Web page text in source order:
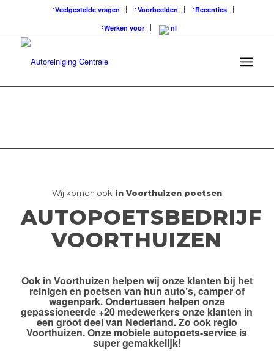
Veelgestelde vragen Voorbeelden
Recenties
Werken voor
Wij komen ook in Voorthuizen poetsen
AUTOPOETSBEDRIJF
VOORTHUIZEN
Ook in Voorthuizen helpen wij onze klanten bij het
reinigen en poetsen van hun auto’s, camper of
wagenpark. Ondertussen helpen onze
gepassioneerde +20 medewerkersonze klanten in
een groot deel van Nederland. Zo ook regio
Voorthuizen. Onze mobiele autopoets-service is
super gemakkelijk!